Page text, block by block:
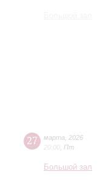
27 марта
2026
20:00 Пт
Большой зал